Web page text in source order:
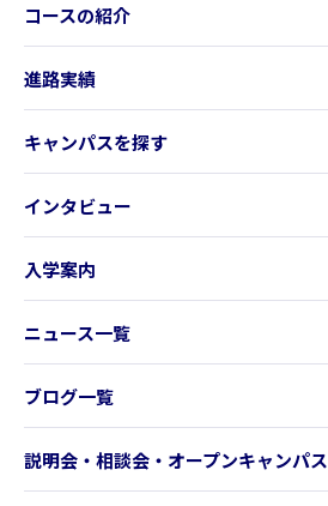
コースの紹介
進路実績
キャンパスを探す
インタビュー
入学案内
ニュース一覧
ブログ一覧
説明会・相談会・オープンキャンパス